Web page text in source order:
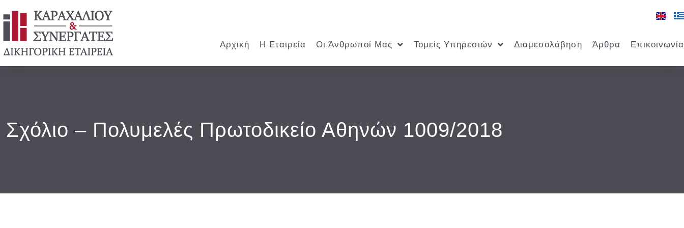
Αρχική Η Εταιρεία Οι Άνθρωποί Μας Τομείς Υπηρεσιών Διαμεσολάβηση Άρθρα Επικοινωνία
Σχόλιο – Πολυμελές Πρωτοδικείο Αθηνών 1009/2018